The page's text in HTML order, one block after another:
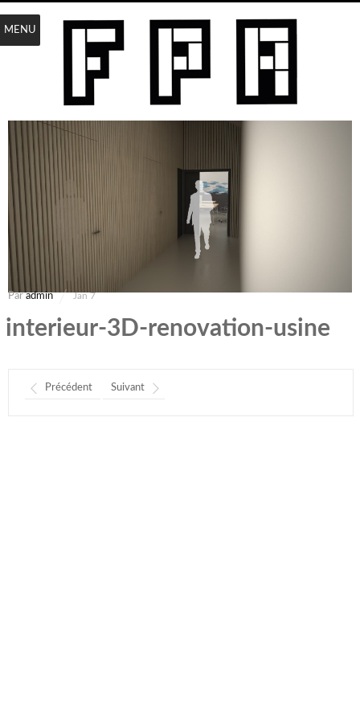
interieur-3D-renovation-usine
Paradmin Jan 7
Précédent Suivant
MENU